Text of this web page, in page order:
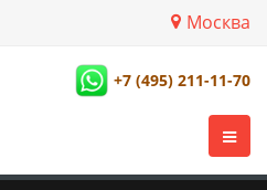
Москва
+7 (495) 211-11-70